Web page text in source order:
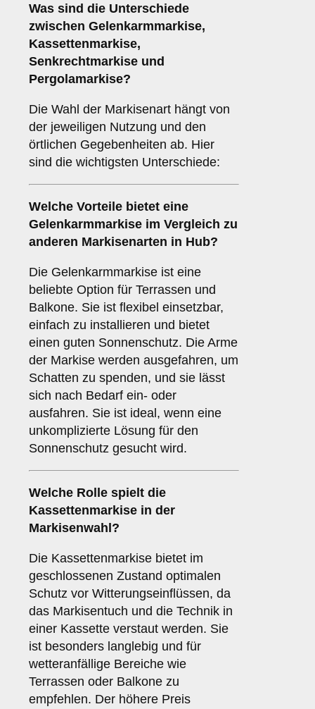
Was sind die Unterschiede
zwischen Gelenkarmmarkise,
Kassettenmarkise,
Senkrechtmarkise und
Pergolamarkise?
Die Wahl der Markisenart hängt von
der jeweiligen Nutzung und den
örtlichen Gegebenheiten ab. Hier
sind die wichtigsten Unterschiede:
Welche Vorteile bietet eine
Gelenkarmmarkise im Vergleich zu
anderen Markisenarten in Hub?
Die Gelenkarmmarkise ist eine
beliebte Option für Terrassen und
Balkone. Sie ist flexibel einsetzbar,
einfach zu installieren und bietet
einen guten Sonnenschutz. Die Arme
der Markise werden ausgefahren, um
Schatten zu spenden, und sie lässt
sich nach Bedarf ein- oder
ausfahren. Sie ist ideal, wenn eine
unkomplizierte Lösung für den
Sonnenschutz gesucht wird.
Welche Rolle spielt die
Kassettenmarkise in der
Markisenwahl?
Die Kassettenmarkise bietet im
geschlossenen Zustand optimalen
Schutz vor Witterungseinflüssen, da
das Markisentuch und die Technik in
einer Kassette verstaut werden. Sie
ist besonders langlebig und für
wetteranfällige Bereiche wie
Terrassen oder Balkone zu
empfehlen. Der höhere Preis